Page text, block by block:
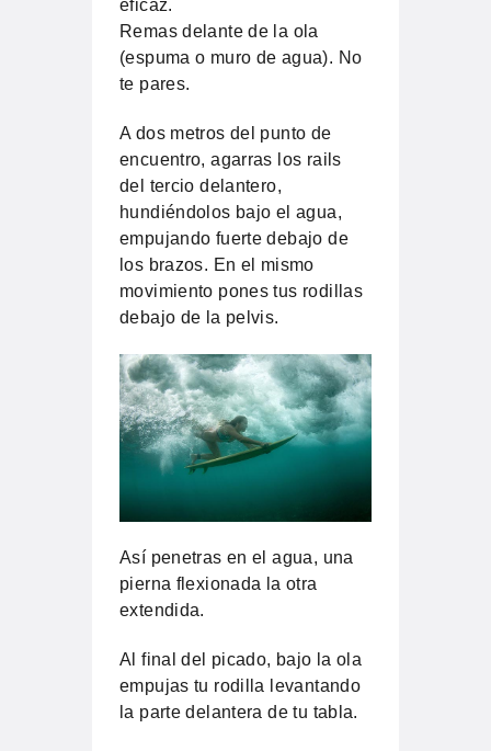
eficaz.
Remas delante de la ola
(espuma o muro de agua). No
te pares.
A dos metros del punto de
encuentro, agarras los rails
del tercio delantero,
hundiéndolos bajo el agua,
empujando fuerte debajo de
los brazos. En el mismo
movimiento pones tus rodillas
debajo de la pelvis.
Así penetras en el agua, una
pierna flexionada la otra
extendida.
Al final del picado, bajo la ola
empujas tu rodilla levantando
la parte delantera de tu tabla.